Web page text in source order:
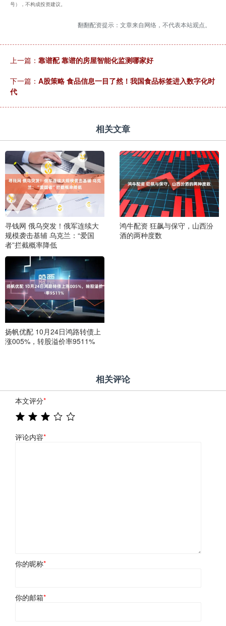
号），不构成投资建议。
翻翻配资提示：文章来自网络，不代表本站观点。
上一篇： 靠谱配 靠谱的房屋智能化监测哪家好
下一篇： A股策略 食品信息一目了然！我国食品标签进入数字化时
代
相关文章
寻钱网 俄乌突发！俄军连续大
规模袭击基辅 乌克兰：“爱国
者”拦截概率降低
鸿牛配资 狂飙与保守，山西汾
酒的两种度数
扬帆优配 10月24日鸿路转债上
涨005%，转股溢价率9511%
相关评论
本文评分*
评论内容*
你的昵称*
你的邮箱*